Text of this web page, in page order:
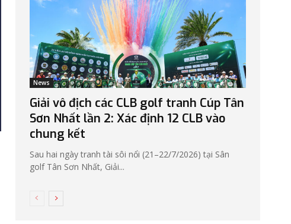
News
Giải vô địch các CLB golf tranh Cúp Tân
Sơn Nhất lần 2: Xác định 12 CLB vào
chung kết
Sau hai ngày tranh tài sôi nổi (21–22/7/2026) tại Sân
golf Tân Sơn Nhất, Giải...